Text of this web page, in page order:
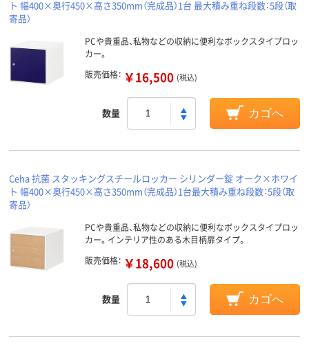
ト 幅400×奥行450×高さ350mm（完成品）1台 最大積み重ね段数：5段（取
寄品）
PCや貴重品、私物などの収納に便利なボックスタイプロッ
カー。
販売価格： ￥16,500 (税込)
数量 カゴへ
Ceha 抗菌 スタッキングスチールロッカー シリンダー錠 オーク×ホワイ
ト 幅400×奥行450×高さ350mm（完成品）1台最大積み重ね段数：5段（取
寄品）
PCや貴重品、私物などの収納に便利なボックスタイプロッ
カー。インテリア性のある木目柄扉タイプ。
販売価格： ￥18,600 (税込)
数量 カゴへ